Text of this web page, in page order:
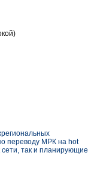
переводу МРК на hot
сети, так и планирующие